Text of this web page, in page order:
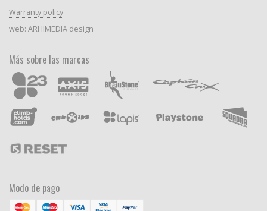
Warranty policy
web: ARHIMEDIA design
Más sobre las marcas
Modo de pago